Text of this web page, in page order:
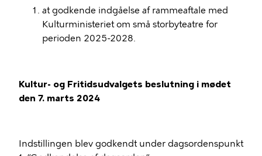
at godkende indgåelse af rammeaftale med
Kulturministeriet om små storbyteatre for
perioden 2025-2028.
Kultur- og Fritidsudvalgets beslutning i mødet
den 7. marts 2024
Indstillingen blev godkendt under dagsordenspunkt